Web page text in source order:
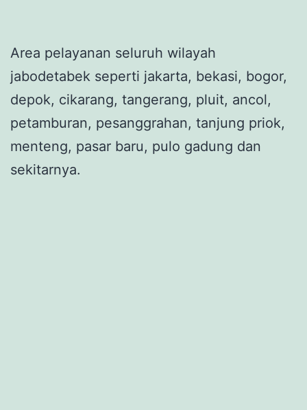
Area pelayanan seluruh wilayah
jabodetabek seperti jakarta, bekasi, bogor,
depok, cikarang, tangerang, pluit, ancol,
petamburan, pesanggrahan, tanjung priok,
menteng, pasar baru, pulo gadung dan
sekitarnya.